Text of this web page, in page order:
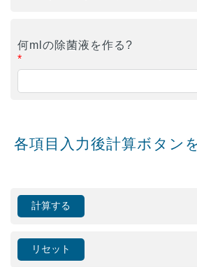
何mlの除菌液を作る?
*
各項目入力後計算ボタン